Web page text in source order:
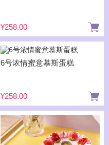
¥258.00
6号浓情蜜意慕斯蛋糕
¥258.00